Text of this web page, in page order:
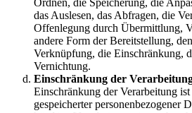
Ordnen, die Speicherung, die
das Auslesen, das Abfragen, die
Offenlegung durch Übermittlung,
andere Form der Bereitstellung,
Verknüpfung, die Einschränkung,
Vernichtung.
Einschränkung der
Einschränkung der Verarbeitung
gespeicherter personenbezogener